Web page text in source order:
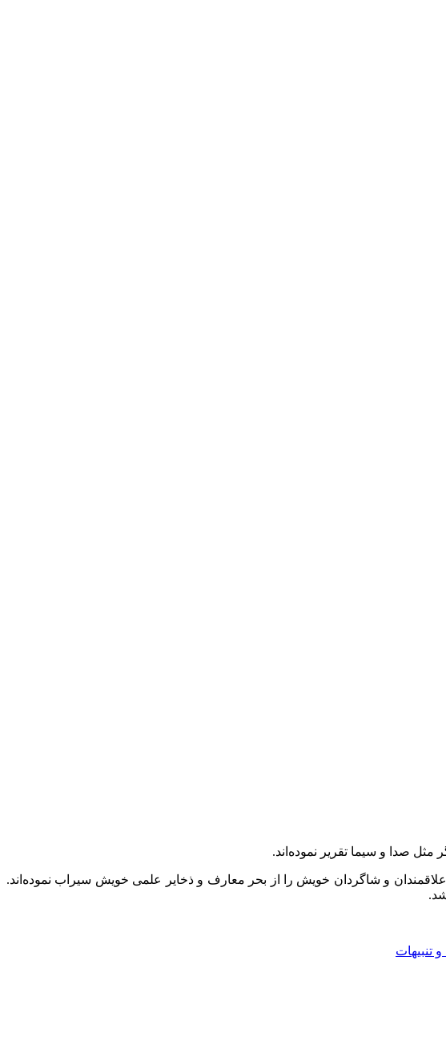
صدا و سيما تقرير نموده‌اند.
و شاگردان خویش را از بحر معارف و ذخایر علمی خویش سیراب نموده‌اند.
تنبيهات